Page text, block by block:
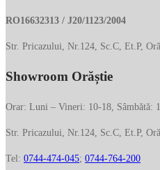
RO16632313 / J20/1123/2004
Str. Pricazului, Nr.124, Sc.C, Et.P,
Showroom Orăștie
Orar: Luni – Vineri: 10-18, Sâmbătă:
Str. Pricazului, Nr.124, Sc.C, Et.P,
Tel: 0744-474-045; 0744-764-200